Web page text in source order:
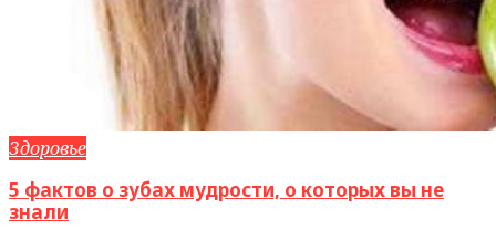
Здоровье
5 фактов о зубах мудрости, о которых вы не
знали